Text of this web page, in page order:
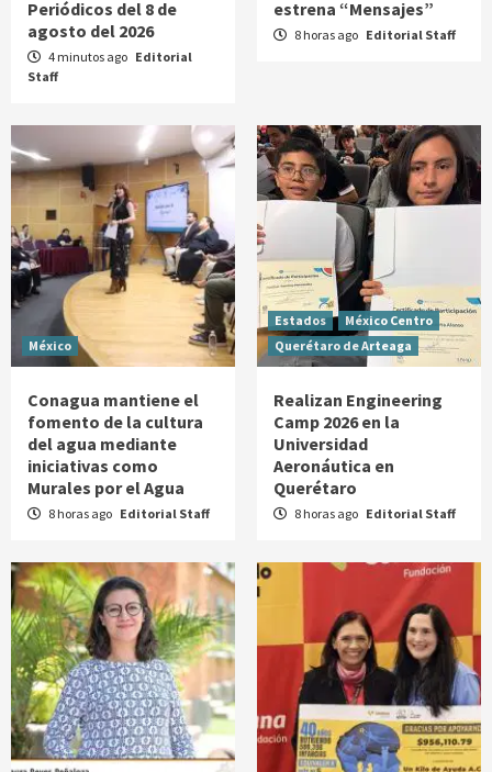
Periódicos del 8 de
agosto del 2026
4 minutos ago Editorial
Staff
estrena “Mensajes”
8 horas ago Editorial Staff
México
Conagua mantiene el
fomento de la cultura
del agua mediante
iniciativas como
Murales por el Agua
8 horas ago Editorial Staff
Estados
México Centro
Querétaro de Arteaga
Realizan Engineering
Camp 2026 en la
Universidad
Aeronáutica en
Querétaro
8 horas ago Editorial Staff